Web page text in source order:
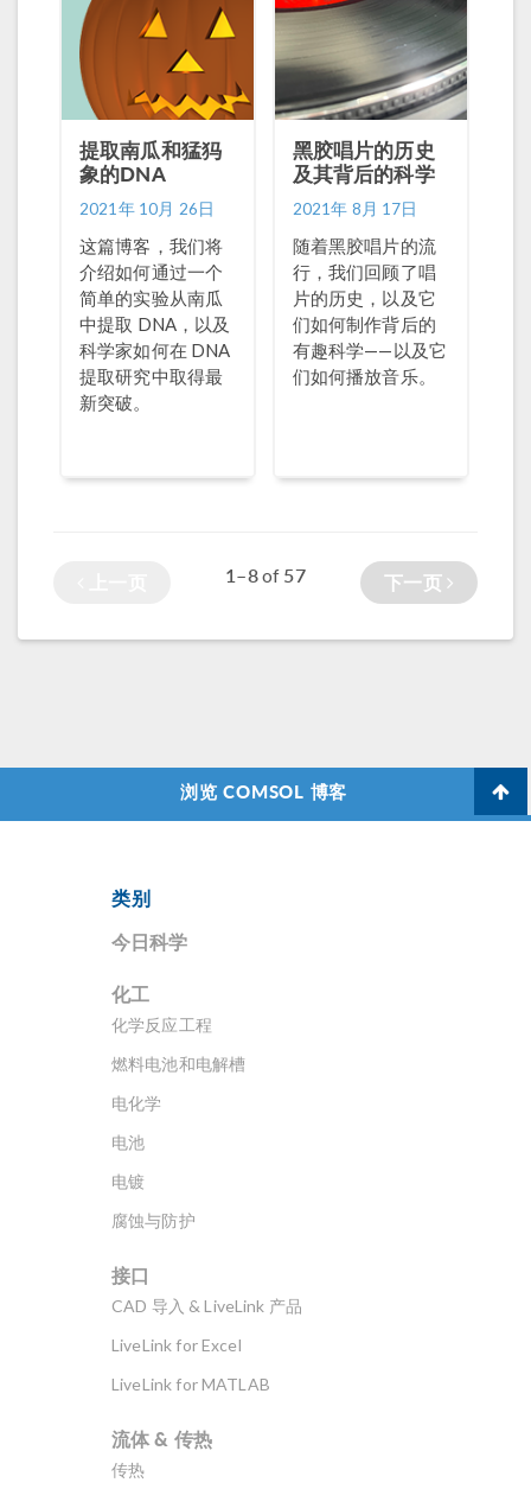
提取南瓜和猛犸
象的DNA
2021年 10月 26日
这篇博客，我们将
介绍如何通过一个
简单的实验从南瓜
中提取 DNA，以及
科学家如何在 DNA
提取研究中取得最
新突破。
黑胶唱片的历史
及其背后的科学
2021年 8月 17日
随着黑胶唱片的流
行，我们回顾了唱
片的历史，以及它
们如何制作背后的
有趣科学——以及它
们如何播放音乐。
1–8of 57 下一页
浏览 COMSOL 博客
类别
今日科学
化工
化学反应工程
燃料电池和电解槽
电化学
电池
电镀
腐蚀与防护
接口
CAD 导入 & LiveLink 产品
LiveLink for Excel
LiveLink for MATLAB
流体 & 传热
传热